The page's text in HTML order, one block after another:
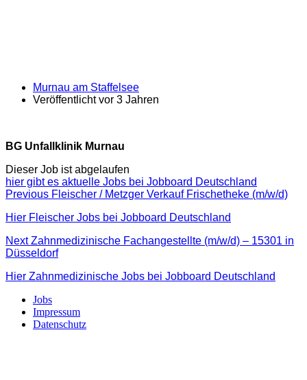
Murnau am Staffelsee
Veröffentlicht vor 3 Jahren
BG Unfallklinik Murnau
Dieser Job ist abgelaufen
hier gibt es aktuelle Jobs bei Jobboard Deutschland
Beitragsnavigation
Previous Previous
Fleischer / Metzger Verkauf Frischetheke (m/w/d)
Hier Fleischer Jobs bei Jobboard Deutschland
Next Next
post:
Zahnmedizinische Fachangestellte (m/w/d) – 15301 in
Düsseldorf
Hier Zahnmedizinische Jobs bei Jobboard Deutschland
Jobs
Impressum
Datenschutz